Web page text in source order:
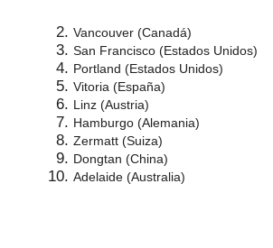
Vancouver (Canadá)
San Francisco (Estados Unidos)
Portland (Estados Unidos)
Vitoria (España)
Linz (Austria)
Hamburgo (Alemania)
Zermatt (Suiza)
Dongtan (China)
Adelaide (Australia)